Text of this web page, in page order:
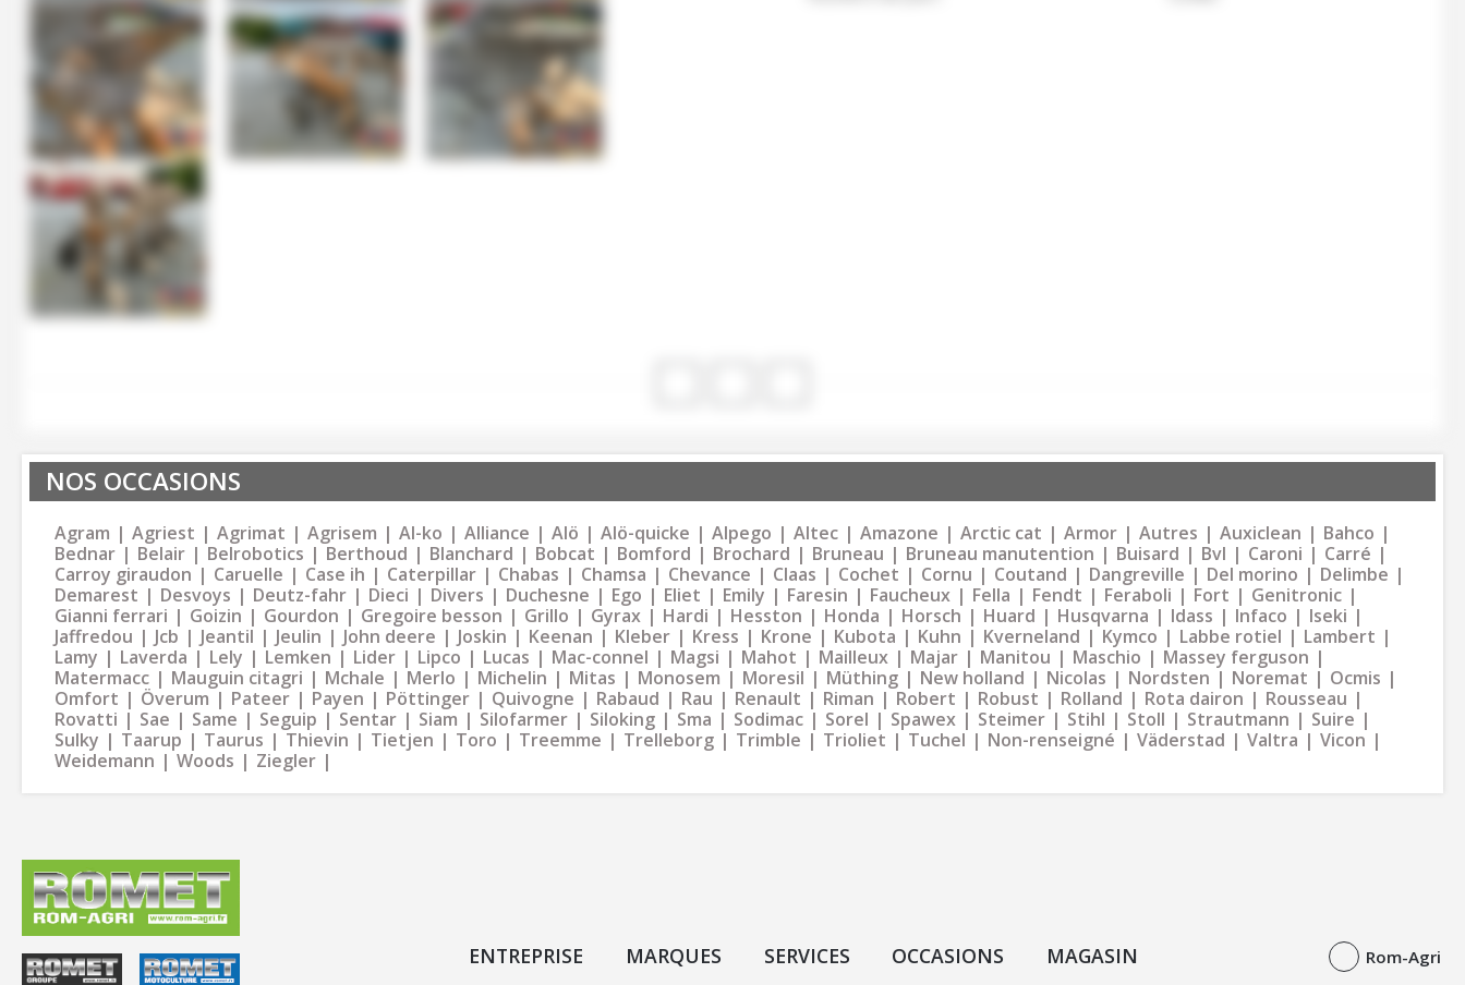
NOS OCCASIONS
Agram Agriest Agrimat Agrisem Al-ko Alliance Alö Alö-quicke Alpego Altec Amazone Arctic cat Armor Autres Auxiclean
Bahco
Bednar
Belair Belrobotics Berthoud Blanchard Bobcat Bomford Brochard Bruneau Bruneau manutention Buisard Bvl Caroni
Carré
Carroy giraudon
Caruelle Case ih Caterpillar Chabas Chamsa Chevance Claas Cochet Cornu Coutand Dangreville Del morino
Delimbe
Demarest
Desvoys Deutz-fahr Dieci Divers Duchesne Ego Eliet Emily Faresin Faucheux Fella Fendt Feraboli Fort
Genitronic
Gianni ferrari
Goizin Gourdon Gregoire besson Grillo Gyrax Hardi Hesston Honda Horsch Huard Husqvarna Idass Infaco
Iseki
Jaffredou
Jcb Jeantil Jeulin John deere Joskin Keenan Kleber Kress Krone Kubota Kuhn Kverneland Kymco Labbe rotiel
Lambert
Lamy
Laverda Lely Lemken Lider Lipco Lucas Mac-connel Magsi Mahot Mailleux Majar Manitou Maschio
Massey ferguson
Matermacc
Mauguin citagri Mchale Merlo Michelin Mitas Monosem Moresil Müthing New holland Nicolas Nordsten Noremat
Ocmis
Omfort
Överum Pateer Payen Pöttinger Quivogne Rabaud Rau Renault Riman Robert Robust Rolland Rota dairon
Rousseau
Rovatti
Sae Same Seguip Sentar Siam Silofarmer Siloking Sma Sodimac Sorel Spawex Steimer Stihl Stoll Strautmann
Suire
Sulky
Taarup Taurus Thievin Tietjen Toro Treemme Trelleborg Trimble Trioliet Tuchel Non-renseigné Väderstad Valtra
Vicon
Weidemann
Woods Ziegler
ENTREPRISE MARQUES SERVICES OCCASIONS MAGASIN Rom-Agri